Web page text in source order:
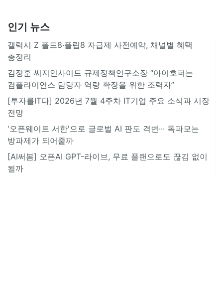
인기 뉴스
갤럭시 Z 폴드8·플립8 자급제 사전예약, 채널별 혜택
총정리
김정훈 씨지인사이드 규제정책연구소장 “아이호퍼는
컴플라이언스 담당자 역량 확장을 위한 조력자”
[투자를IT다] 2026년 7월 4주차 IT기업 주요 소식과 시장
전망
'오픈웨이트 서한'으로 글로벌 AI 판도 격변··· 독파모는
방파제가 되어줄까
[AI써봄] 오픈AI GPT-라이브, 무료 플랜으로도 끊김 없이
될까